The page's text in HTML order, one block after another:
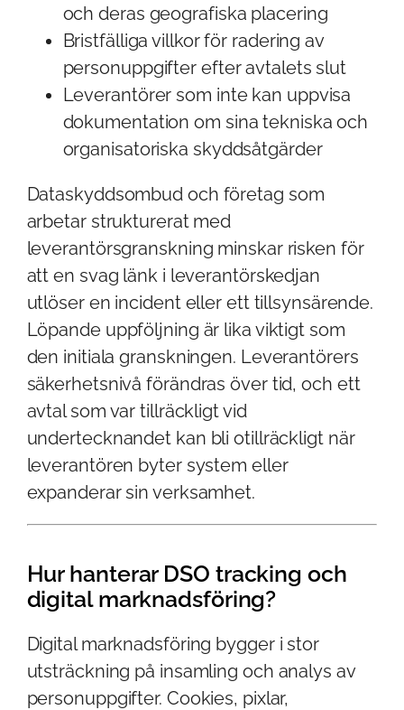
och deras geografiska placering
Bristfälliga villkor för radering av
personuppgifter efter avtalets slut
Leverantörer som inte kan uppvisa
dokumentation om sina tekniska och
organisatoriska skyddsåtgärder
Dataskyddsombud och företag som
arbetar strukturerat med
leverantörsgranskning minskar risken för
att en svag länk i leverantörskedjan
utlöser en incident eller ett tillsynsärende.
Löpande uppföljning är lika viktigt som
den initiala granskningen. Leverantörers
säkerhetsnivå förändras över tid, och ett
avtal som var tillräckligt vid
undertecknandet kan bli otillräckligt när
leverantören byter system eller
expanderar sin verksamhet.
Hur hanterar DSO tracking och
digital marknadsföring?
Digital marknadsföring bygger i stor
utsträckning på insamling och analys av
personuppgifter. Cookies, pixlar,